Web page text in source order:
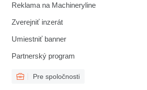
Reklama na Machineryline
Zverejniť inzerát
Umiestniť banner
Partnerský program
Pre spoločnosti